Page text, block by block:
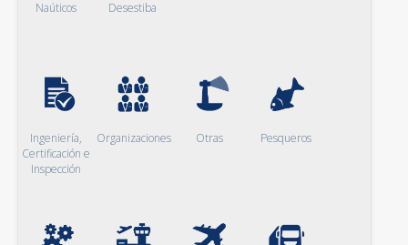
Naúticos
Desestiba
Ingeniería,
Certificación e
Inspección
Organizaciones Otras Pesqueros